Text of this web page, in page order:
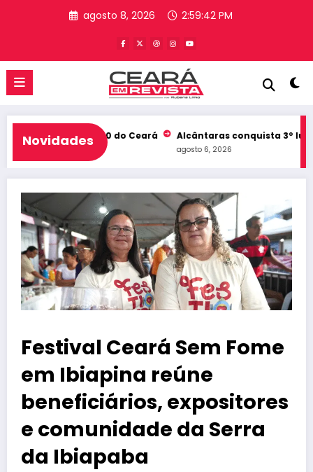
agosto 8, 2026 2:59:42 PM
Novidades
no Top 10 do Ceará Alcântaras conquista 3º lugar no
agosto 6, 2026
Festival Ceará Sem Fome
em Ibiapina reúne
beneficiários, expositores
e comunidade da Serra
da Ibiapaba